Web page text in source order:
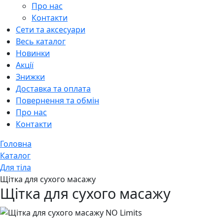
Про нас
Контакти
Сети та аксесуари
Весь каталог
Новинки
Акції
Знижки
Доставка та оплата
Повернення та обмін
Про нас
Контакти
Головна
Каталог
Для тіла
Щітка для сухого масажу
Щітка для сухого масажу